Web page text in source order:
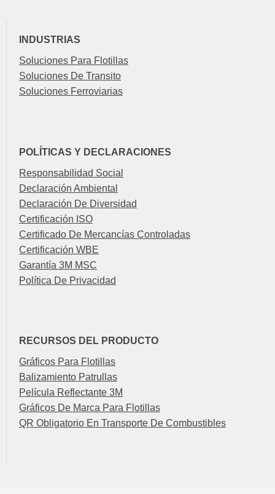
INDUSTRIAS
Soluciones Para Flotillas
Soluciones De Transito
Soluciones Ferroviarias
POLÍTICAS Y DECLARACIONES
Responsabilidad Social
Declaración Ambiental
Declaración De Diversidad
Certificación ISO
Certificado De Mercancías Controladas
Certificación WBE
Garantía 3M MSC
Política De Privacidad
RECURSOS DEL PRODUCTO
Gráficos Para Flotillas
Balizamiento Patrullas
Película Reflectante 3M
Gráficos De Marca Para Flotillas
QR Obligatorio En Transporte De Combustibles